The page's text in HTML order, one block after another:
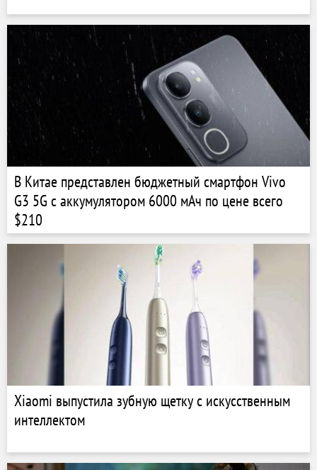
В Китае представлен бюджетный смартфон Vivo
G3 5G с аккумулятором 6000 мАч по цене всего
$210
Xiaomi выпустила зубную щетку с искусственным
интеллектом